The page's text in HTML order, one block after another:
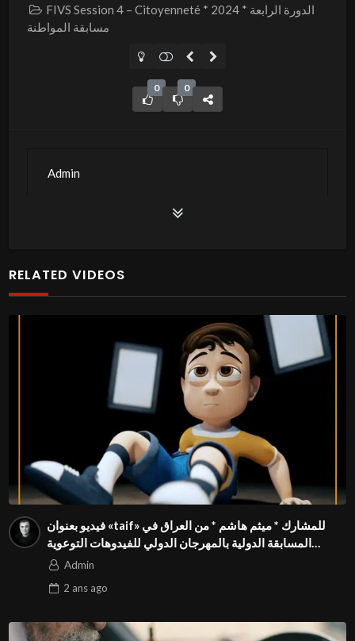
FIVS Session 4 – Citoyenneté * 2024 * الدورة الرابعة
مسابقة المواطنة
0 0
Admin
RELATED VIDEOS
فيديو بعنوان «taif» للمشارك * ميثم هاشم * من العراق في
المسابقة الدولية بالمهرجان الدولي للفيدوهات التوعوية
Season 4 FIVS
Admin
2 ansago